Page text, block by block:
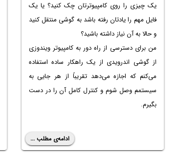
یک چیزی را روی کامپیوترتان چک کنید؟ یا یک
فایل مهم را یادتان رفته باشد به گوشی منتقل کنید
و حالا به آن نیاز داشته باشید؟
من برای دسترسی از راه دور به کامپیوتر ویندوزی
از گوشی اندرویدی از یک راهکار ساده استفاده
می‌کنم که اجازه می‌دهد تقریباً از هر جایی به
سیستمم وصل شوم و کنترل کامل آن را در دست
بگیرم.
ادامه‌ی مطلب ...